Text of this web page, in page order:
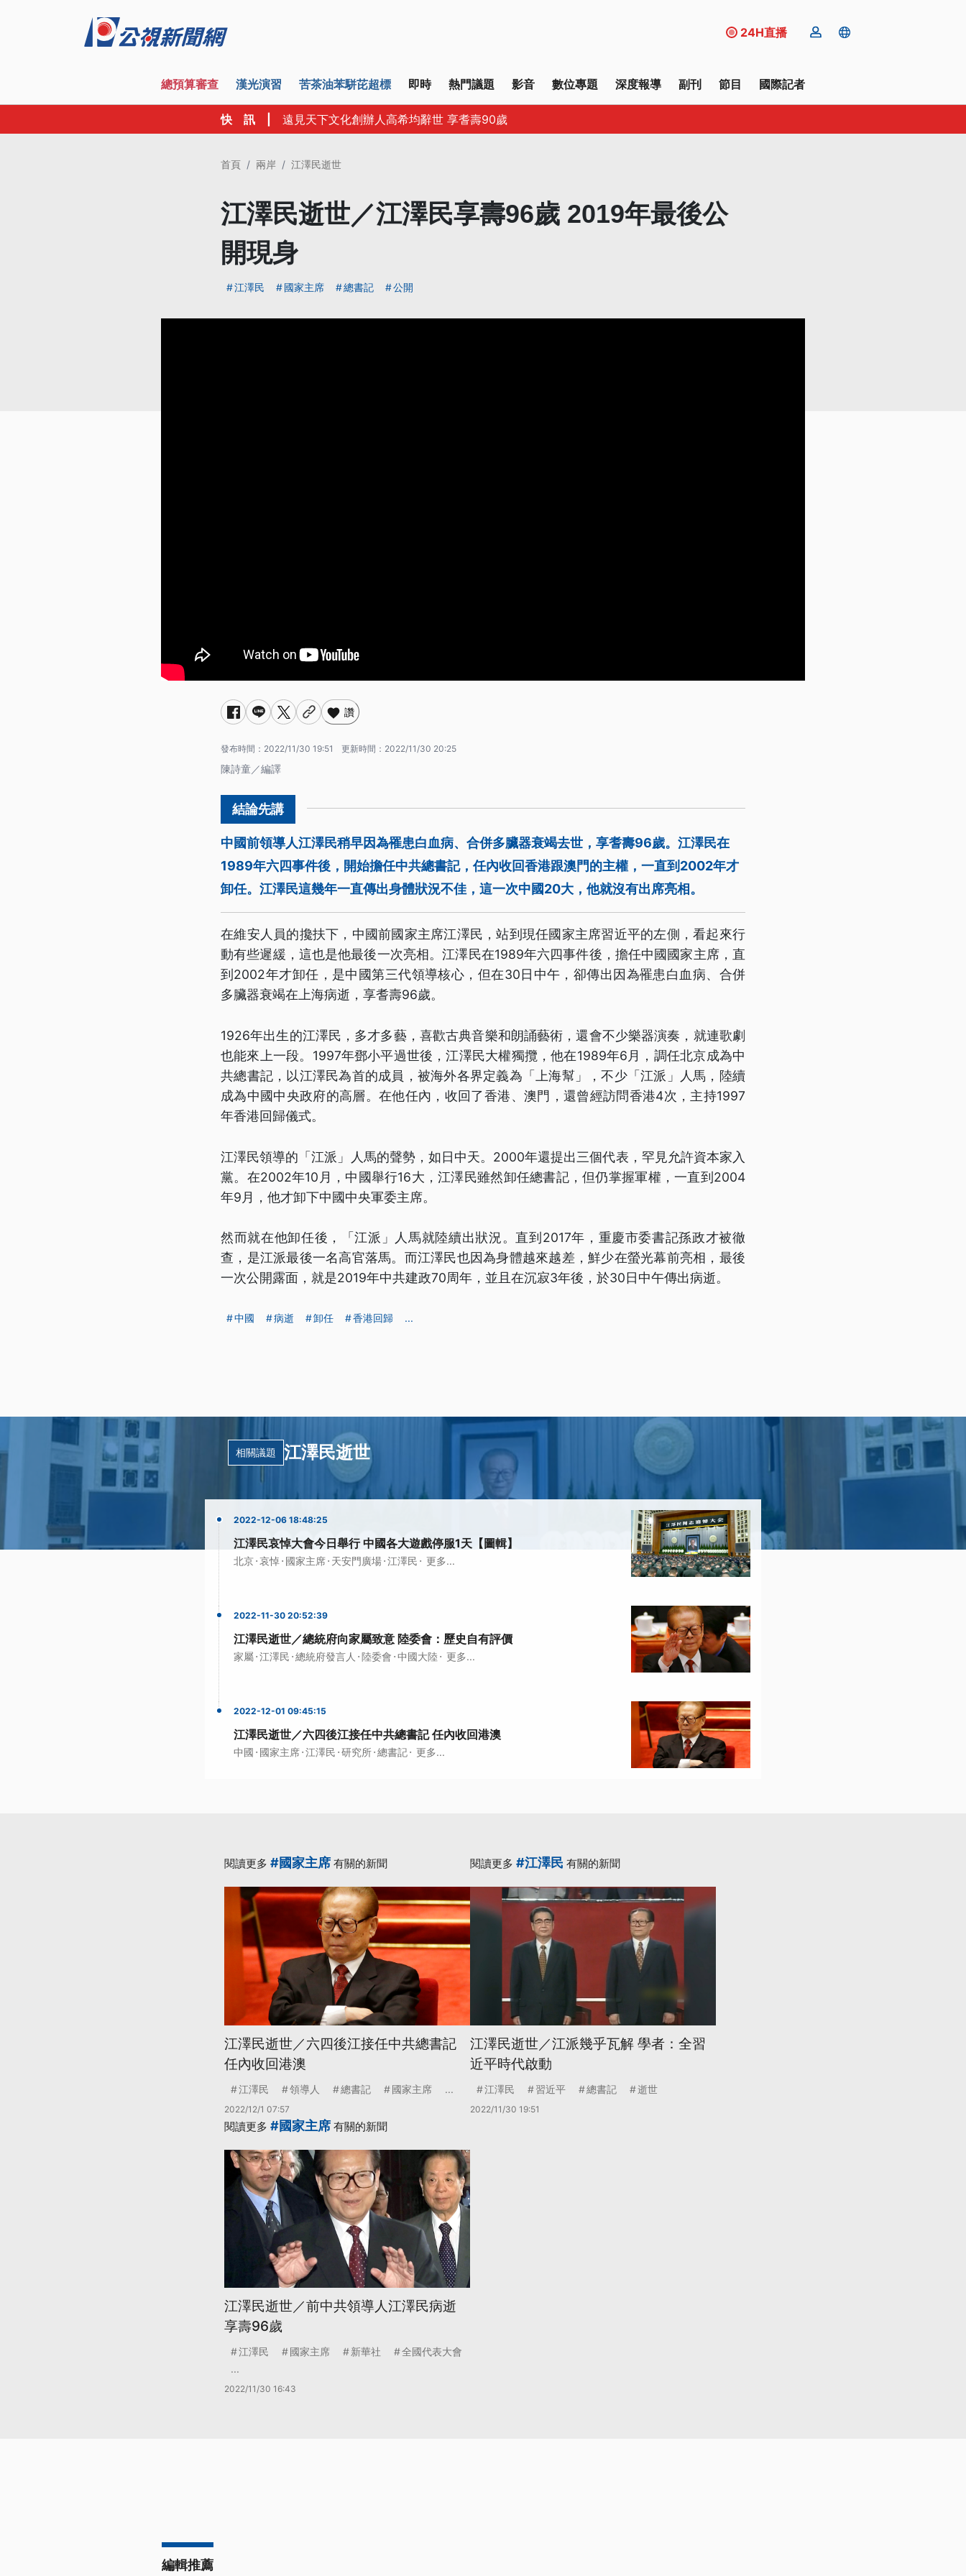
24H直播
總預算審查 漢光演習 苦茶油苯駢芘超標 即時 熱門議題 影音 數位專題 深度報導 副刊 節目 國際記者
快 訊 遠見天下文化創辦人高希均辭世 享耆壽90歲
首頁 兩岸 江澤民逝世
江澤民逝世／江澤民享壽96歲 2019年最後公
開現身
江澤民 國家主席 總書記 公開
讚
發布時間： 2022/11/30 19:51 更新時間： 2022/11/30 20:25
陳詩童／編譯
中國前領導人江澤民稍早因為罹患白血病、合併多臟器衰竭去世，享耆壽96歲。江澤民在
1989年六四事件後，開始擔任中共總書記，任內收回香港跟澳門的主權，一直到2002年才
卸任。江澤民這幾年一直傳出身體狀況不佳，這一次中國20大，他就沒有出席亮相。
在維安人員的攙扶下，中國前國家主席江澤民，站到現任國家主席習近平的左側，看起來行
動有些遲緩，這也是他最後一次亮相。江澤民在1989年六四事件後，擔任中國國家主席，直
到2002年才卸任，是中國第三代領導核心，但在30日中午，卻傳出因為罹患白血病、合併
多臟器衰竭在上海病逝，享耆壽96歲。
1926年出生的江澤民，多才多藝，喜歡古典音樂和朗誦藝術，還會不少樂器演奏，就連歌劇
也能來上一段。1997年鄧小平過世後，江澤民大權獨攬，他在1989年6月，調任北京成為中
共總書記，以江澤民為首的成員，被海外各界定義為「上海幫」，不少「江派」人馬，陸續
成為中國中央政府的高層。在他任內，收回了香港、澳門，還曾經訪問香港4次，主持1997
年香港回歸儀式。
江澤民領導的「江派」人馬的聲勢，如日中天。2000年還提出三個代表，罕見允許資本家入
黨。在2002年10月，中國舉行16大，江澤民雖然卸任總書記，但仍掌握軍權，一直到2004
年9月，他才卸下中國中央軍委主席。
然而就在他卸任後，「江派」人馬就陸續出狀況。直到2017年，重慶市委書記孫政才被徹
查，是江派最後一名高官落馬。而江澤民也因為身體越來越差，鮮少在螢光幕前亮相，最後
一次公開露面，就是2019年中共建政70周年，並且在沉寂3年後，於30日中午傳出病逝。
中國 病逝 卸任 香港回歸 ...
相關議題 江澤民逝世
2022-12-06 18:48:25
江澤民哀悼大會今日舉行 中國各大遊戲停服1天【圖輯】
北京·哀悼· 國家主席· 天安門廣場·江澤民 · 更多...
2022-11-30 20:52:39
江澤民逝世／總統府向家屬致意 陸委會：歷史自有評價
家屬·江澤民 ·總統府發言人 ·陸委會 ·中國大陸 · 更多...
2022-12-01 09:45:15
江澤民逝世／六四後江接任中共總書記 任內收回港澳
中國 · 國家主席·江澤民 ·研究所·總書記· 更多...
閱讀更多 #國家主席 有關的新聞
江澤民逝世／六四後江接任中共總書記
任內收回港澳
江澤民 領導人 總書記 國家主席 ...
2022/12/1 07:57
閱讀更多 #江澤民 有關的新聞
江澤民逝世／江派幾乎瓦解 學者：全習
近平時代啟動
江澤民 習近平 總書記 逝世
2022/11/30 19:51
閱讀更多 #國家主席 有關的新聞
江澤民逝世／前中共領導人江澤民病逝
享壽96歲
江澤民 國家主席 新華社
全國代表大會
...
2022/11/30 16:43
編輯推薦